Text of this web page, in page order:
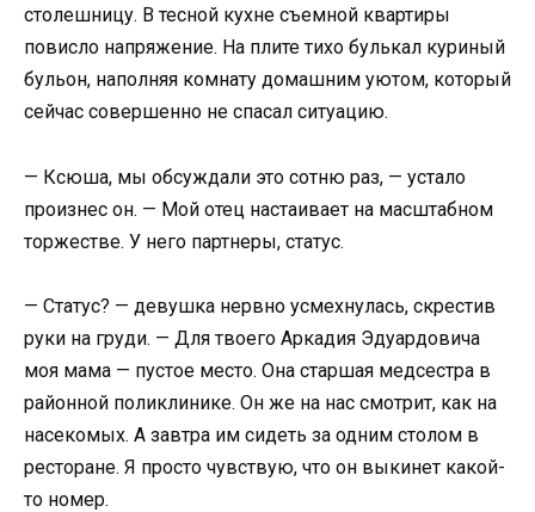
столешницу. В тесной кухне съемной квартиры
повисло напряжение. На плите тихо булькал куриный
бульон, наполняя комнату домашним уютом, который
сейчас совершенно не спасал ситуацию.
— Ксюша, мы обсуждали это сотню раз, — устало
произнес он. — Мой отец настаивает на масштабном
торжестве. У него партнеры, статус.
— Статус? — девушка нервно усмехнулась, скрестив
руки на груди. — Для твоего Аркадия Эдуардовича
моя мама — пустое место. Она старшая медсестра в
районной поликлинике. Он же на нас смотрит, как на
насекомых. А завтра им сидеть за одним столом в
ресторане. Я просто чувствую, что он выкинет какой-
то номер.